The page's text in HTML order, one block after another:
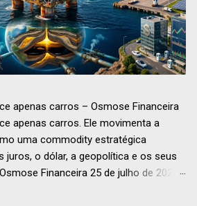
apenas carros – Osmose Financeira
apenas carros. Ele movimenta a
uma commodity estratégica
juros, o dólar, a geopolítica e os seus
Financeira 25 de julho de 2026